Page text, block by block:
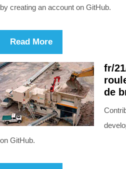
by creating an account on GitHub.
Read More
fr/
de
on GitHub.